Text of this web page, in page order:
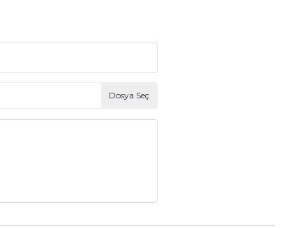
Dosya Seç